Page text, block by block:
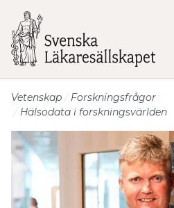
Vetenskap
Forskningsfrågor
Hälsodata i forskningsvärlden